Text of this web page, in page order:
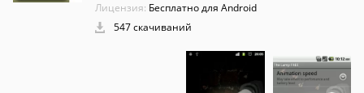
Лицензия: Бесплатно для Android
547 скачиваний